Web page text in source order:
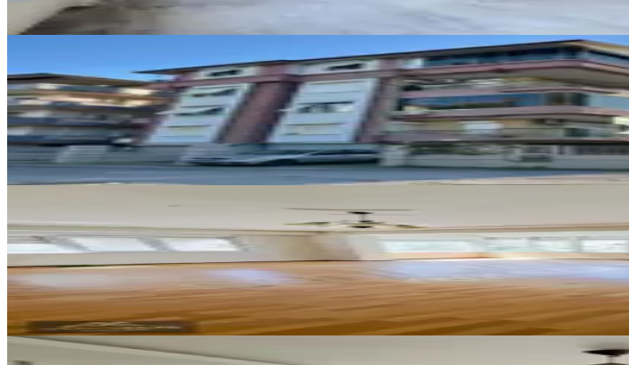
28.000 ₺
Antalya Manavgat Y.pazarcı Mahallesi Kiralık 1+1 Eşyalı Daire
Manavgat, Y.pazarcı Mahallesi
1+1·60 m²· 3. Kat·07.08.2026
27.000 ₺
Milli Egemenlik Mahallesi'nde Kiralık 2+1 Arakat Daire
Manavgat, Milli Egemenlik Mahallesi
110 m²·2. Kat·07.08.2026
25.000 ₺
YENİ